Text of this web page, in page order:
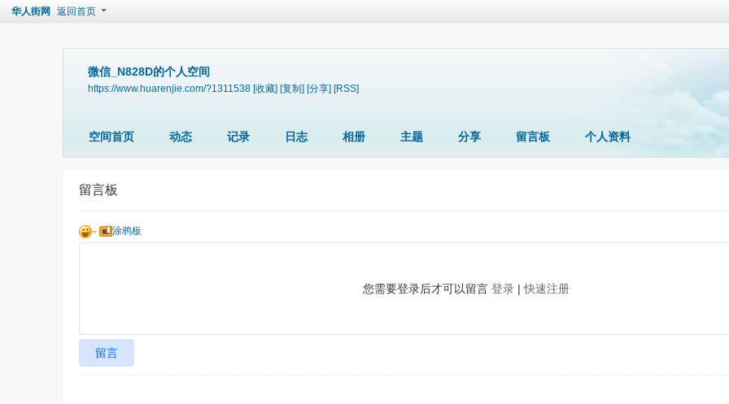
华人街网 返回首页
微信_N828D的个人空间
https://www.huarenjie.com/?1311538 [收藏] [复制] [分享] [RSS]
空间首页 动态 记录 日志 相册 主题 分享 留言板 个人资料
留言板
涂鸦板
您需要登录后才可以留言登录 |快速注册
留言